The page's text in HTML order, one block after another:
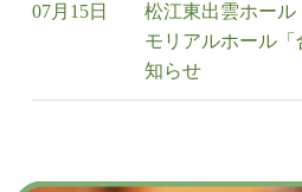
07月15日
松江東出雲ホール
モリアルホール
知らせ